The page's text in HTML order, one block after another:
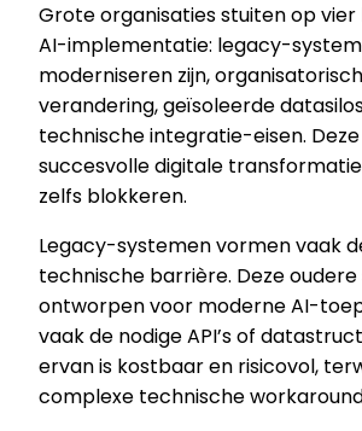
Grote organisaties stuiten op
AI-implementatie: legacy-
moderniseren zijn,
verandering, geïsoleerde
technische integratie-eisen.
succesvolle digitale
zelfs blokkeren.
Legacy-systemen vormen vaak
technische barrière. Deze
ontworpen voor moderne AI-
vaak de nodige API’s of
ervan is kostbaar en risicovol,
complexe technische